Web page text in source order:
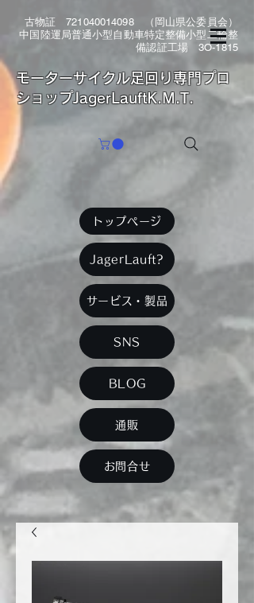
古物証 721040014098（岡山県公委員会）
中国陸運局普通小型自動車特定整備小型二輪整
備認証工場 3O-1815
​モーターサイクル足回り専門プロ
ショップJagerLauftK.M.T.
トップページ
JagerLauft?
サービス・製品
SNS
BLOG
通販
お問合せ